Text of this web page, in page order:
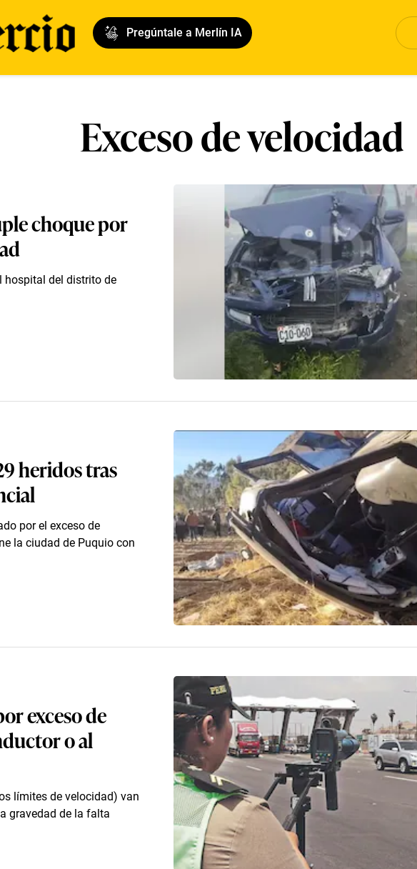
Pregúntale a Merlín IA
Exceso de velocidad
choque por
hospital del distrito de
heridos tras
por el exceso de
la ciudad de Puquio con
exceso de
o al
límites de velocidad) van
gravedad de la falta